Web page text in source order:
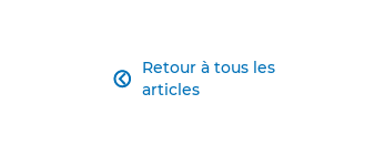
Retour à tous les
articles
